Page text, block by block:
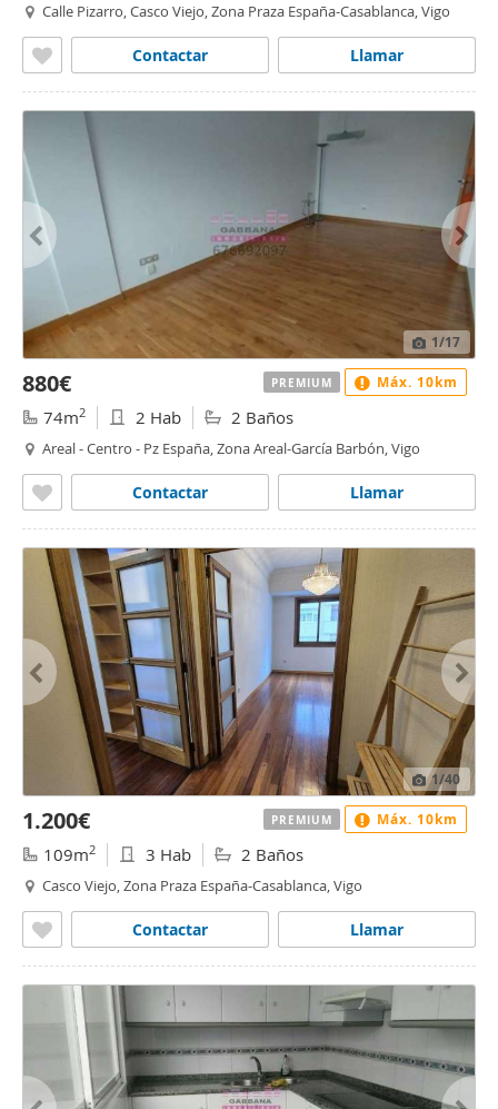
Calle Pizarro, Casco Viejo, Zona Praza España-Casablanca, Vigo
Llamar
Contactar
1/17
880€
74m2 2 Hab 2 Baños
Areal - Centro - Pz España, Zona Areal-García Barbón, Vigo
Llamar
Contactar
PREMIUM Máx. 10km
1/40
1.200€
109m2 3 Hab 2 Baños
Casco Viejo, Zona Praza España-Casablanca, Vigo
Llamar
Contactar
PREMIUM Máx. 10km